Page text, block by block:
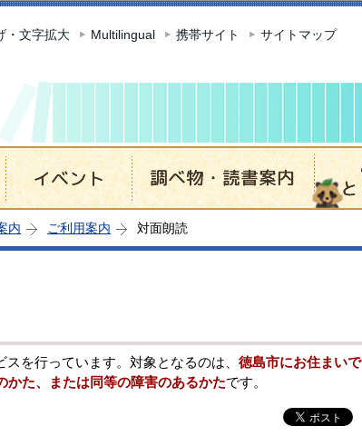
このページの本文へ移動
・文字拡大 Multilingual 携帯サイト サイトマップ
内 ご利用案内 対面朗読
を行っています。対象となるのは、 徳島市にお住まいで
かた、または同等の障害のあるかたです。